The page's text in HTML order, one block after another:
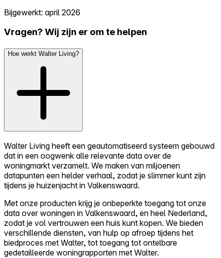
Bijgewerkt: april 2026
Vragen? Wij zijn er om te helpen
Hoe werkt Walter Living?
Walter Living heeft een geautomatiseerd systeem gebouwd
dat in een oogwenk alle relevante data over de
woningmarkt verzamelt. We maken van miljoenen
datapunten een helder verhaal, zodat je slimmer kunt zijn
tijdens je huizenjacht in Valkenswaard.
Met onze producten krijg je onbeperkte toegang tot onze
data over woningen in Valkenswaard, en heel Nederland,
zodat je vol vertrouwen een huis kunt kopen. We bieden
verschillende diensten, van hulp op afroep tijdens het
biedproces met Walter, tot toegang tot ontelbare
gedetailleerde woningrapporten met Walter.